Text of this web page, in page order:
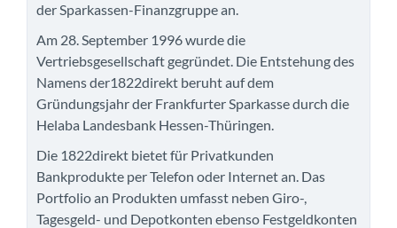
der Sparkassen-Finanzgruppe an.
Am 28. September 1996 wurde die
Vertriebsgesellschaft gegründet. Die Entstehung des
Namens der1822direkt beruht auf dem
Gründungsjahr der Frankfurter Sparkasse durch die
Helaba Landesbank Hessen-Thüringen.
Die 1822direkt bietet für Privatkunden
Bankprodukte per Telefon oder Internet an. Das
Portfolio an Produkten umfasst neben Giro-,
Tagesgeld- und Depotkonten ebenso Festgeldkonten